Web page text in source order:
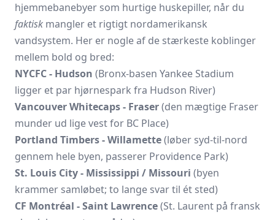
hjemmebanebyer som hurtige huskepiller, når du
faktisk mangler et rigtigt nordamerikansk
vandsystem. Her er nogle af de stærkeste koblinger
mellem bold og bred:
NYCFC - Hudson (Bronx-basen Yankee Stadium
ligger et par hjørnespark fra Hudson River)
Vancouver Whitecaps - Fraser(den mægtige Fraser
munder ud lige vest for BC Place)
Portland Timbers - Willamette(løber syd-til-nord
gennem hele byen, passerer Providence Park)
St. Louis City - Mississippi / Missouri (byen
krammer samløbet; to lange svar til ét sted)
CF Montréal - Saint Lawrence(St. Laurent på fransk